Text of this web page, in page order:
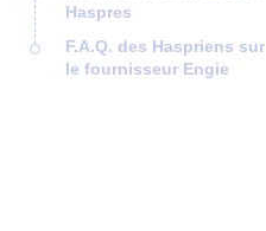
Haspres
F.A.Q. des Haspriens sur
le fournisseur Engie